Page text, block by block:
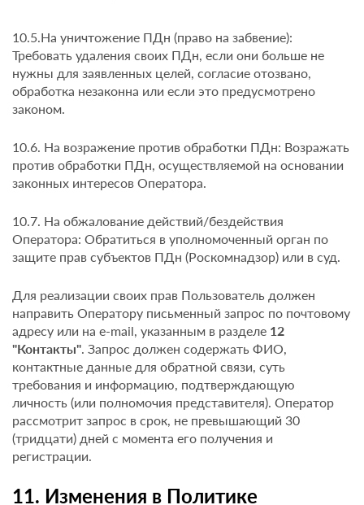
10.5.На уничтожение ПДн (право на забвение):
Требовать удаления своих ПДн, если они больше не
нужны для заявленных целей, согласие отозвано,
обработка незаконна или если это предусмотрено
законом.
10.6. На возражение против обработки ПДн: Возражать
против обработки ПДн, осуществляемой на основании
законных интересов Оператора.
10.7. На обжалование действий/бездействия
Оператора: Обратиться в уполномоченный орган по
защите прав субъектов ПДн (Роскомнадзор) или в суд.
Для реализации своих прав Пользователь должен
направить Оператору письменный запрос по почтовому
адресу или на e-mail, указанным в разделе 12
"Контакты". Запрос должен содержать ФИО,
контактные данные для обратной связи, суть
требования и информацию, подтверждающую
личность (или полномочия представителя). Оператор
рассмотрит запрос в срок, не превышающий 30
(тридцати) дней с момента его получения и
регистрации.
11. Изменения в Политике